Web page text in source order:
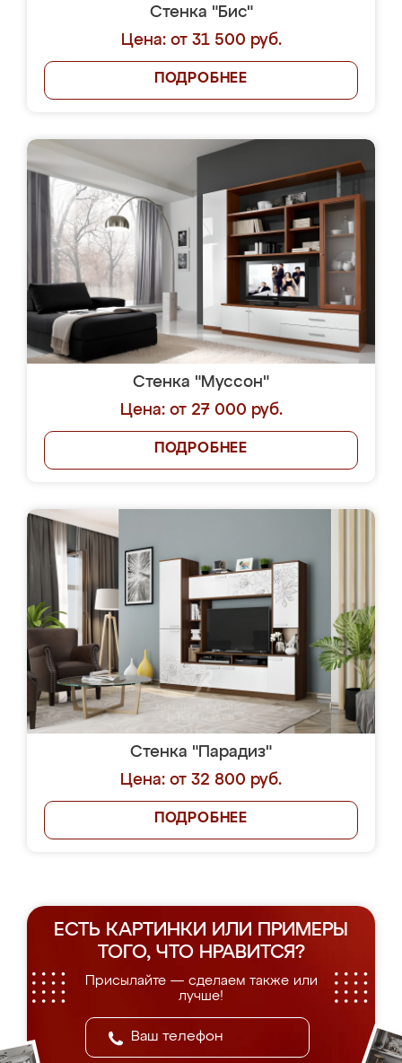
Стенка "Бис"
Цена: от 31 500 руб.
ПОДРОБНЕЕ
Стенка "Муссон"
Цена: от 27 000 руб.
ПОДРОБНЕЕ
Стенка "Парадиз"
Цена: от 32 800 руб.
ПОДРОБНЕЕ
ЕСТЬ КАРТИНКИ ИЛИ ПРИМЕРЫ
ТОГО, ЧТО НРАВИТСЯ?
Присылайте — сделаем также или
лучше!